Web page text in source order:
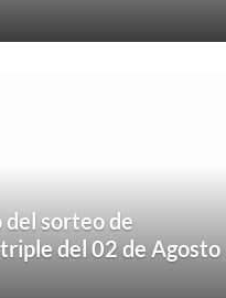
del sorteo de
del 02 de Agosto